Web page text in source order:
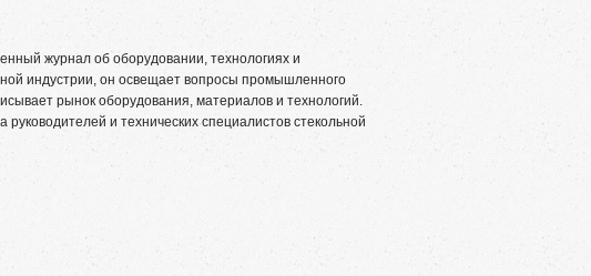
журнал об оборудовании, технологиях и
индустрии, он освещает вопросы промышленного
рынок оборудования, материалов и технологий.
и технических специалистов стекольной